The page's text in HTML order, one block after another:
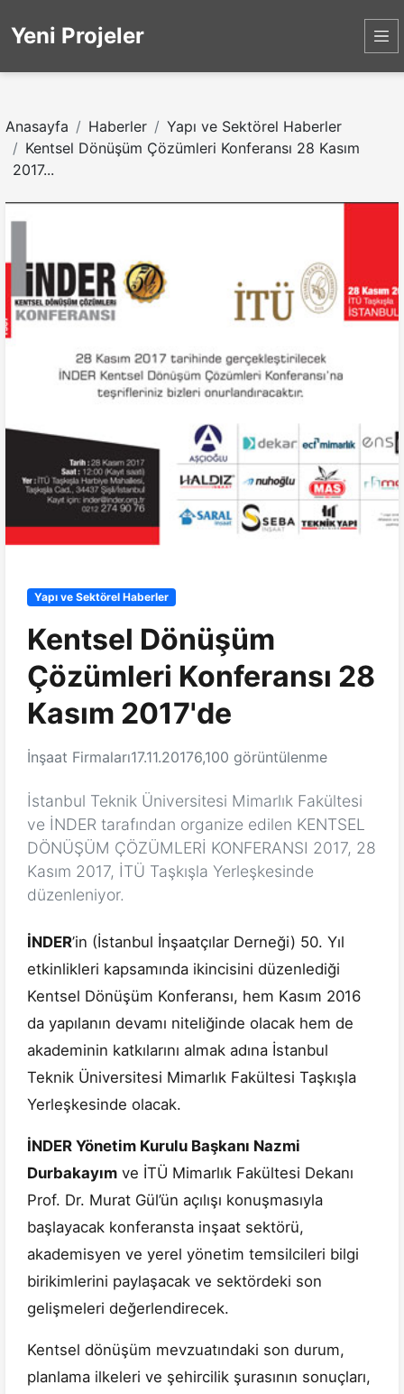
Yeni Projeler
Anasayfa Haberler
Yapı ve Sektörel Haberler
Kentsel Dönüşüm Çözümleri Konferansı 28 Kasım
2017...
Yapı ve Sektörel Haberler
Kentsel Dönüşüm
Çözümleri Konferansı 28
Kasım 2017'de
İnşaat Firmaları17.11.20176,100 görüntülenme
İstanbul Teknik Üniversitesi Mimarlık Fakültesi
ve İNDER tarafından organize edilen KENTSEL
DÖNÜŞÜM ÇÖZÜMLERİ KONFERANSI 2017, 28
Kasım 2017, İTÜ Taşkışla Yerleşkesinde
düzenleniyor.
İNDER’in (İstanbul İnşaatçılar Derneği) 50. Yıl
etkinlikleri kapsamında ikincisini düzenlediği
Kentsel Dönüşüm Konferansı, hem Kasım 2016
da yapılanın devamı niteliğinde olacak hem de
akademinin katkılarını almak adına İstanbul
Teknik Üniversitesi Mimarlık Fakültesi Taşkışla
Yerleşkesinde olacak.
İNDER Yönetim Kurulu Başkanı Nazmi
Durbakayım ve İTÜ Mimarlık Fakültesi Dekanı
Prof. Dr. Murat Gül’ün açılışı konuşmasıyla
başlayacak konferansta inşaat sektörü,
akademisyen ve yerel yönetim temsilcileri bilgi
birikimlerini paylaşacak ve sektördeki son
gelişmeleri değerlendirecek.
Kentsel dönüşüm mevzuatındaki son durum,
planlama ilkeleri ve şehircilik şurasının sonuçları,